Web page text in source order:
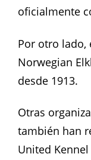
oficialmente
Por otro lado,
Norwegian
desde 1913.
Otras
también han
United Kennel